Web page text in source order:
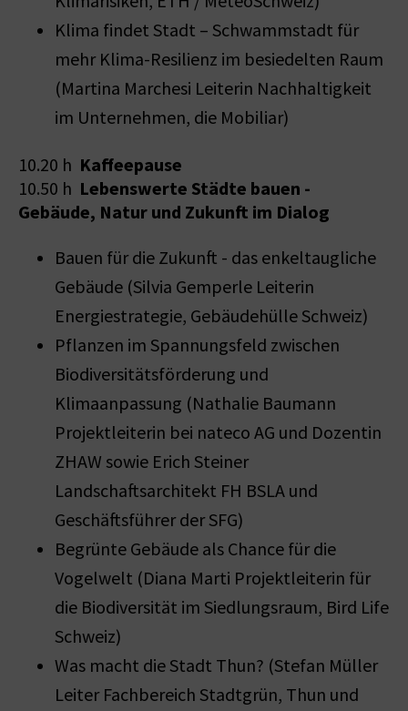
Klima findet Stadt – Schwammstadt für
mehr Klima-Resilienz im besiedelten Raum
(Martina Marchesi Leiterin Nachhaltigkeit
im Unternehmen, die Mobiliar)
10.20 h Kaffeepause
10.50 h Lebenswerte Städte bauen -
Gebäude, Natur und Zukunft im Dialog
Bauen für die Zukunft - das enkeltaugliche
Gebäude (Silvia Gemperle Leiterin
Energiestrategie, Gebäudehülle Schweiz)
Pflanzen im Spannungsfeld zwischen
Biodiversitätsförderung und
Klimaanpassung (Nathalie Baumann
Projektleiterin bei nateco AG und Dozentin
ZHAW sowie Erich Steiner
Landschaftsarchitekt FH BSLA und
Geschäftsführer der SFG)
Begrünte Gebäude als Chance für die
Vogelwelt (Diana Marti Projektleiterin für
die Biodiversität im Siedlungsraum, Bird Life
Schweiz)
Was macht die Stadt Thun? (Stefan Müller
Leiter Fachbereich Stadtgrün, Thun und